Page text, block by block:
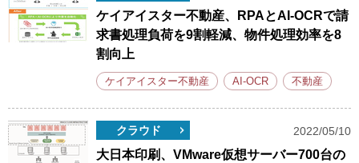
ケイアイスター不動産、RPAとAI-OCRで請
求書処理負荷を9割軽減、物件処理効率を8
割向上
ケイアイスター不動産 AI-OCR 不動産
クラウド 2022/05/10
大日本印刷、VMware仮想サーバー700台の